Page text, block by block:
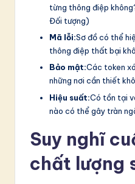
từng thông điệp
Đối tượng)
Mã lỗi:Sơ đồ có thể
thông điệp thất bại
Bảo mật:Các token
những nơi cần thiết
Hiệu suất:Có tồn tại
nào có thể gây tràn
Suy nghĩ
chất lượng